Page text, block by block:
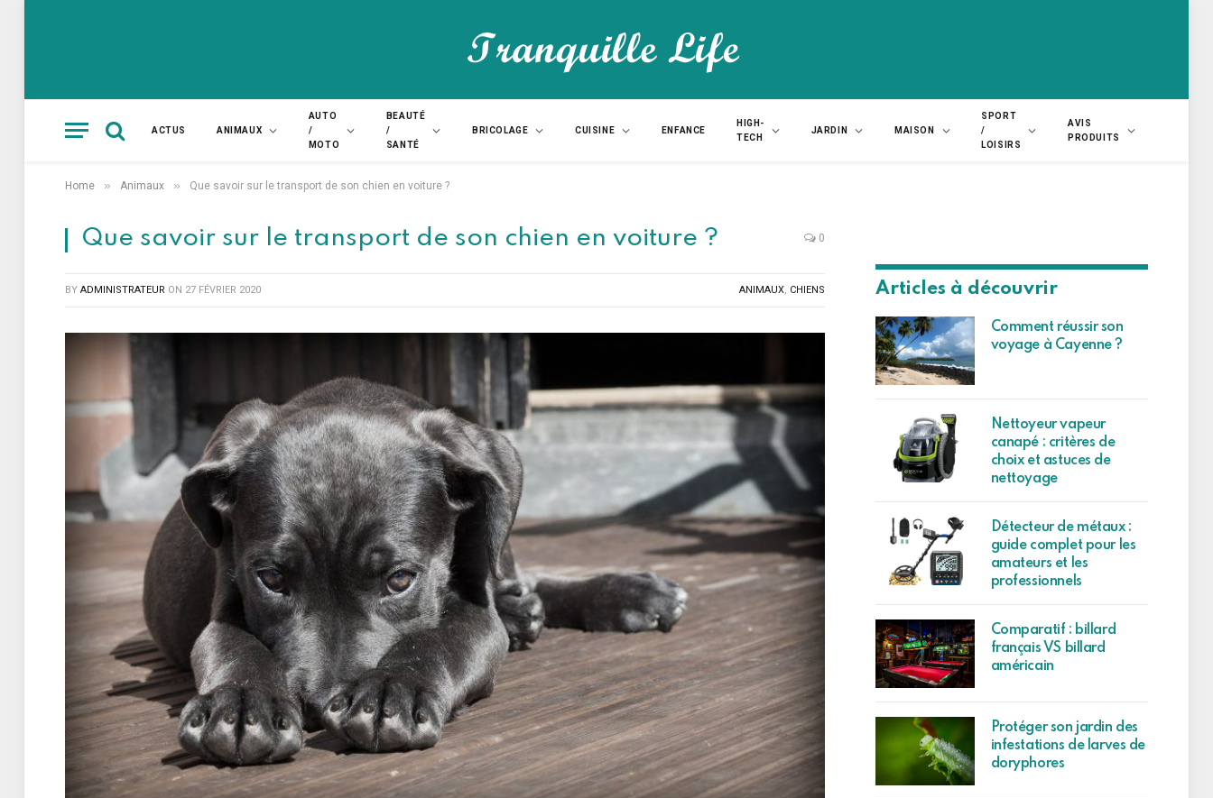
ACTUS ANIMAUX
AUTO
/
MOTO
BEAUTÉ
/
SANTÉ
BRICOLAGE CUISINE ENFANCE
HIGH-
TECH
JARDIN MAISON
SPORT
/
LOISIRS
AVIS
PRODUITS
Home » Animaux » Que savoir sur le transport de son chien en voiture ?
Que savoir sur le transport de son chien en voiture ? 0
BY ADMINISTRATEUR ON 27 FÉVRIER 2020 ANIMAUX, CHIENS Articles à découvrir
Comment réussir son
voyage à Cayenne ?
Nettoyeur vapeur
canapé : critères de
choix et astuces de
nettoyage
Détecteur de métaux :
guide complet pour les
amateurs et les
professionnels
Comparatif : billard
français VS billard
américain
Protéger son jardin des
infestations de larves de
doryphores